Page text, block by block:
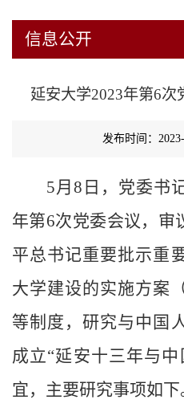
信息公开
延安大学2023年第6次
发布时间：
5月 8 日 ， 党委书
年第6次党委会议，审
平总书记重要批示重
大学建设的实施方案
等制度，研究与中国
成立“延安十三年与
宜，主要研究事项如下